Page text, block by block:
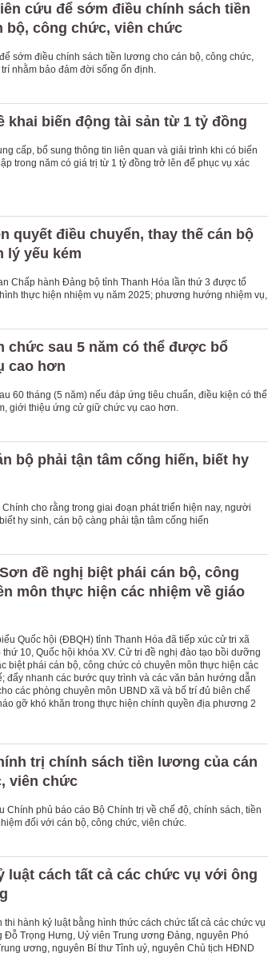
cứu để sớm điều chính sách tiền
bộ, công chức, viên chức
sớm điều chính sách tiền lương cho cán bộ, công chức,
nhằm bảo đảm đời sống ổn định.
khai biến động tài sản từ 1 tỷ đồng
cấp, bổ sung thông tin liên quan và giải trình khi có biến
trong năm có giá trị từ 1 tỷ đồng trở lên để phục vụ xác
quyết điều chuyển, thay thế cán bộ
lý yếu kém
Chấp hành Đảng bộ tỉnh Thanh Hóa lần thứ 3 được tổ
thực hiện nhiệm vụ năm 2025; phương hướng nhiệm vụ,
chức sau 5 năm có thể được bổ
cao hơn
60 tháng (5 năm) nếu đáp ứng tiêu chuẩn, điều kiện có thể
giới thiệu ứng cử giữ chức vụ cao hơn.
bộ phải tận tâm cống hiến, biết hy
cho rằng trong giai đoạn phát triển hiện nay, người
hy sinh, cán bộ càng phải tận tâm cống hiến
đề nghị biệt phái cán bộ, công
môn thực hiện các nhiệm về giáo
Quốc hội (ĐBQH) tỉnh Thanh Hóa đã tiếp xúc cử tri xã
10, Quốc hội khóa XV. Cử tri đề nghị đào tạo bồi dưỡng
biệt phái cán bộ, công chức có chuyên môn thực hiện các
đẩy nhanh các bước quy trình và các văn bản hướng dẫn
các phòng chuyên môn UBND xã và bố trí đủ biên chế
gỡ khó khăn trong thực hiện chính quyền địa phương 2
trị chính sách tiền lương của cán
viên chức
Chính phủ báo cáo Bộ Chính trị về chế độ, chính sách, tiền
đối với cán bộ, công chức, viên chức.
luật cách tất cả các chức vụ với ông
hành kỷ luật bằng hình thức cách chức tất cả các chức vụ
Đỗ Trọng Hưng, Uỷ viên Trung ương Đảng, nguyên Phó
ương, nguyên Bí thư Tỉnh uỷ, nguyên Chủ tịch HĐND